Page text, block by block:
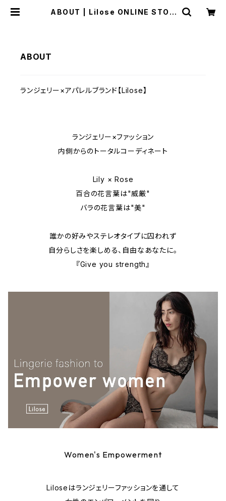
ABOUT | Lilose ONLINE STOR
ABOUT
ランジェリー×アパレルブランド【Lilose】
ランジェリー×ファッション
内側からのトータルコーディネート
Lily × Rose
百合の花言葉は"威厳"
バラの花言葉は"美"
誰かの好みやステレオタイプに囚われず
自分らしさを楽しめる、自由なあなたに。
『Give you strength』
Women's Empowerment
Liloseはランジェリーファッションを通して